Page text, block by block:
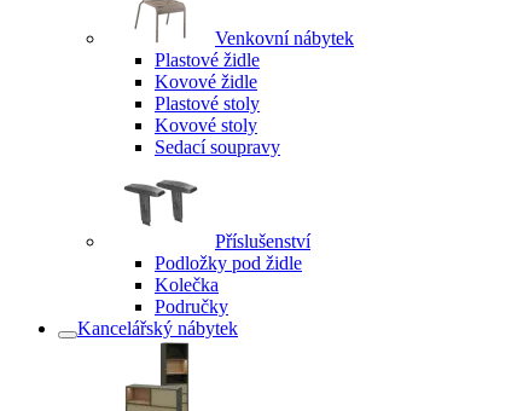
Venkovní nábytek
Plastové židle
Kovové židle
Plastové stoly
Kovové stoly
Sedací soupravy
Příslušenství
Podložky pod židle
Kolečka
Područky
Kancelářský nábytek